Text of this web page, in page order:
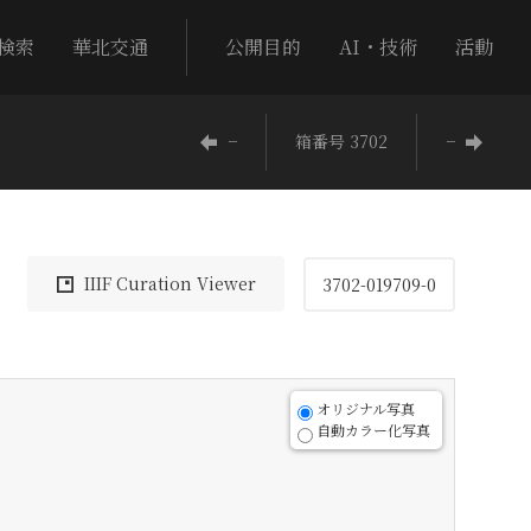
索 華北交通 公開目的 AI・技術 活動
− 箱番号 3702 −
IIIF Curation Viewer 3702-019709-0
オリジナル写真
自動カラー化写真